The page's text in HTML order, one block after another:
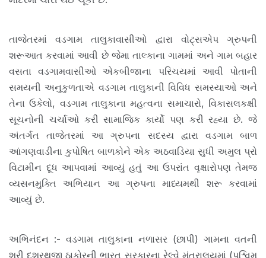
તાજેતરમાં વડગામ તાલુકાવાસીઓ દ્વારા વોટ્સએપ ગ્રુપની
શરૂઆત કરવામાં આવી છે જેમા તાલ્કાના ગામમાં અને ગામ બહાર
વસતા વડગામવાસીઓ એકબીજાના પરિચયમાં આવી પોતાની
સમયની અનુકુળતાએ વડગામ તાલુકાની વિવિધ સમસ્યાઓ અને
તેના ઉકેલો, વડગામ તાલુકાના મહત્વના સમાચારો, વિકાસલકક્ષી
સૂચનોની ચર્ચાઓ કરી સામાજિક કાર્યો પણ કરી રહ્યા છે. જે
અંતર્ગત તાજેતરમાં આ ગ્રુપના સદસ્ય દ્વારા વડગામ બાળ
આંગણવાડીના કુપોષિત બાળકોને એક અઠવાડિયા સુધી અમુલ પ્રો
વિટામીન દૂધ આપવામાં આવ્યું હતું આ ઉપરાંત વૃક્ષારોપણ તેમજ
વ્યસનમુક્તિ અભિયાન આ ગ્રુપના માધ્યમથી શરૂ કરવામાં
આવ્યું છે.
અભિનંદન :- વડગામ તાલુકાના નળાસર (છાપી) ગામના વતની
શ્રી દશરથજી ઠાકોરની ભારત સરકારના રેલ્વે મંત્રાલયમાં (પશ્વિમ